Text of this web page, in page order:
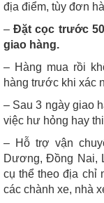
địa điểm, tùy đơn
–Đặt cọc trước
giao hàng.
– Hàng mua rồi
hàng trước khi xác
– Sau 3 ngày giao
việc hư hỏng hay
– Hỗ trợ vận
Dương, Đồng Nai,
cụ thể theo địa chỉ
các chành xe, nhà